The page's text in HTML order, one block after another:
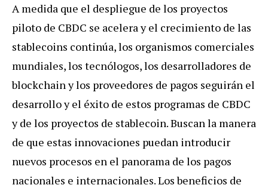
A medida que el despliegue de los proyectos
piloto de CBDC se acelera y el crecimiento de las
stablecoins continúa, los organismos comerciales
mundiales, los tecnólogos, los desarrolladores de
blockchain y los proveedores de pagos seguirán el
desarrollo y el éxito de estos programas de CBDC
y de los proyectos de stablecoin. Buscan la manera
de que estas innovaciones puedan introducir
nuevos procesos en el panorama de los pagos
nacionales e internacionales. Los beneficios de